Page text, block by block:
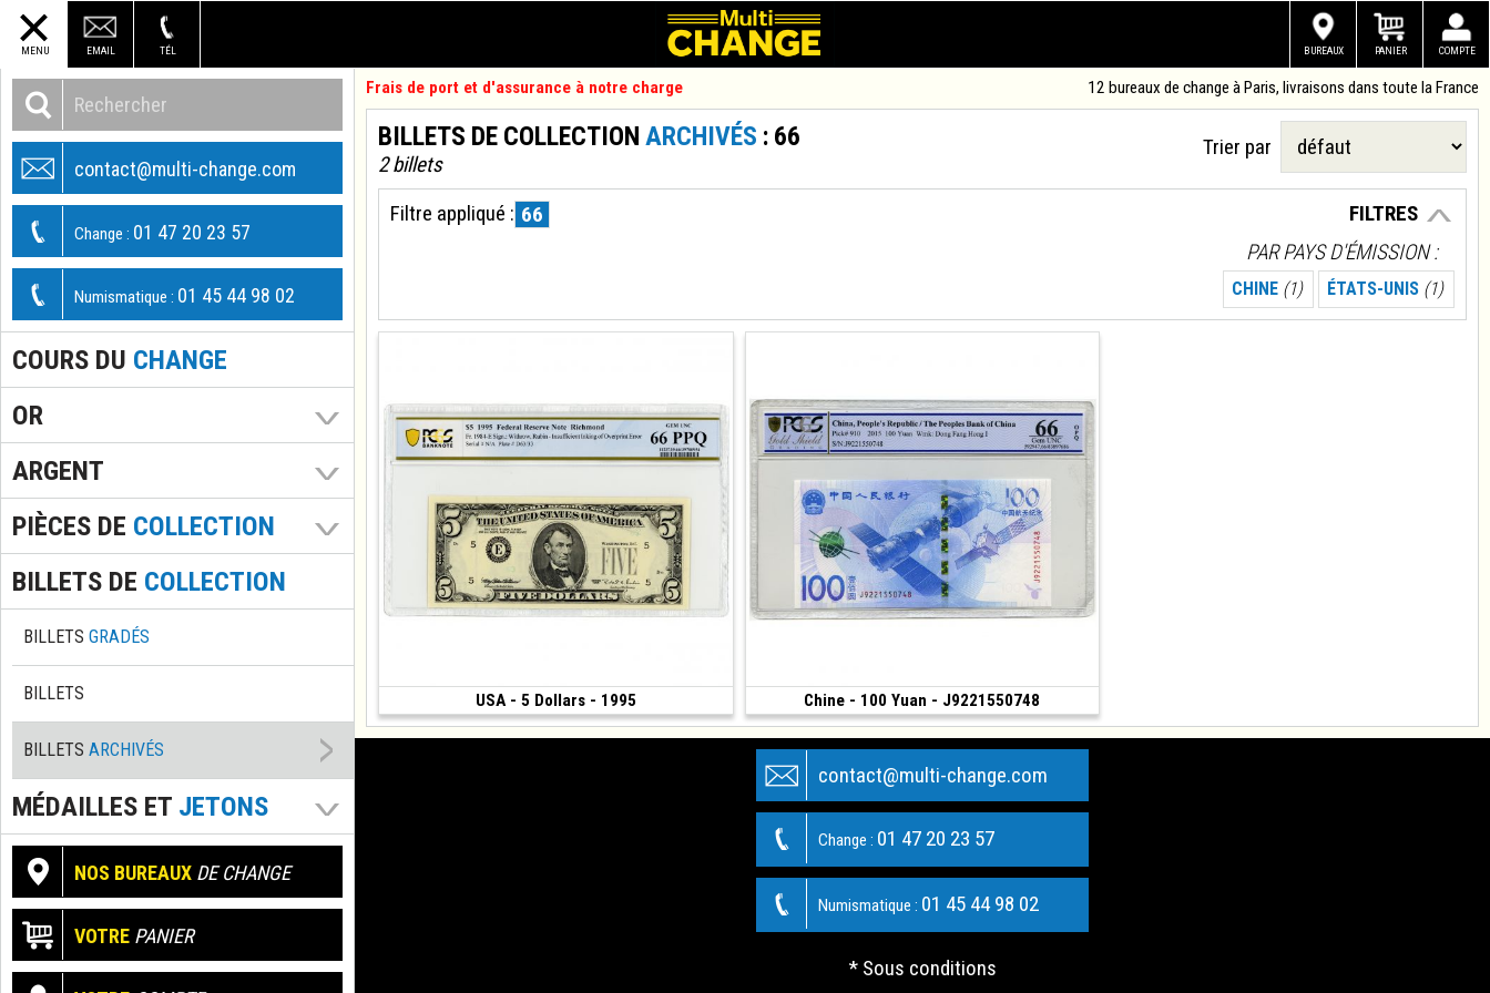
MENU EMAIL TÉL COMPTE
PANIER
BUREAUX
contact@multi-change.com
Change : 01 47 20 23 57
Numismatique : 01 45 44 98 02
COURS DU CHANGE
OR
ARGENT
PIÈCES DE COLLECTION
BILLETS DE COLLECTION
BILLETS GRADÉS
BILLETS
BILLETS ARCHIVÉS
MÉDAILLES ET JETONS
NOS BUREAUX DE CHANGE
VOTRE PANIER
Frais de port et d'assurance à notre charge 12 bureaux de change à Paris, livraisons dans toute la France
BILLETS DE COLLECTION ARCHIVÉS : 66
2 billets
Trier par
FILTRES
Filtre appliqué : 66
PAR PAYS D'ÉMISSION
CHINE (1) ÉTATS-UNIS (1)
USA - 5 Dollars - 1995 Chine - 100 Yuan - J9221550748
contact@multi-change.com
Change : 01 47 20 23 57
Numismatique : 01 45 44 98 02
* Sous conditions